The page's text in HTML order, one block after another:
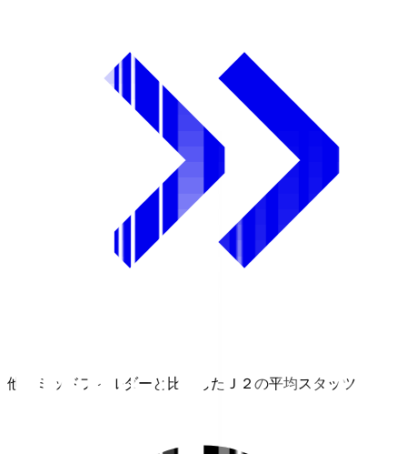
他のミッドフィルダーと比較したＪ２の平均スタッツ